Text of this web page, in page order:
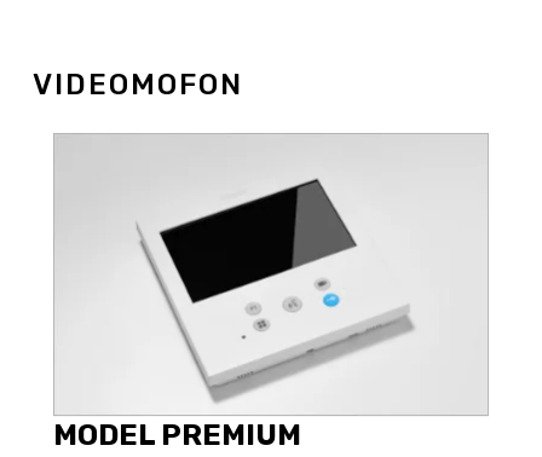
VIDEOMOFON
MODEL PREMIUM